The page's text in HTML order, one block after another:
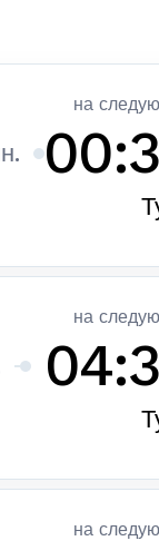
на
на
на